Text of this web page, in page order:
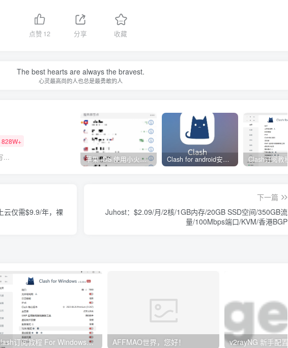
点赞 12 分享 收藏
The best hearts are always the bravest.
心灵最高尚的人也总是最勇敢的人
828W+
... 苹果 iOS 使用小火箭(shadowrocket)新手教程 Clash for android安卓客户端保姆级新手使用教程
云仅需$9.9/年，裸
下一篇
Juhost：$2.09/月/2核/1GB内存/20GB SSD空间/350GB流
量/100Mbps端口/KVM/香港BGP
Clash订阅教程 For Windows中文使用图文教程 AFFMAO世界，您好！